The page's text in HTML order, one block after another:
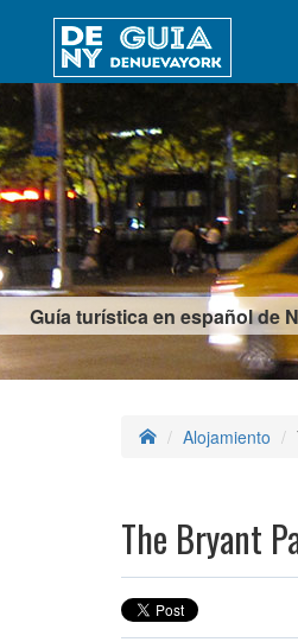
Guía turística en español de
Alojamiento
The Bryant